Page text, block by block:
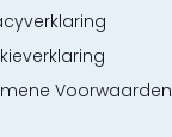
Voorwaarden